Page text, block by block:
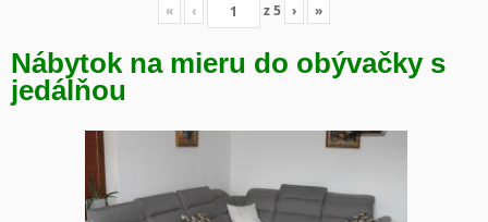
« ‹ z5 › »
Nábytok na mieru do obývačky s
jedálňou